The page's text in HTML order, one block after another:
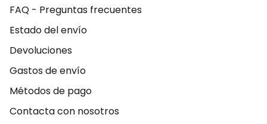
FAQ - Preguntas frecuentes
Estado del envío
Devoluciones
Gastos de envío
Métodos de pago
Contacta con nosotros